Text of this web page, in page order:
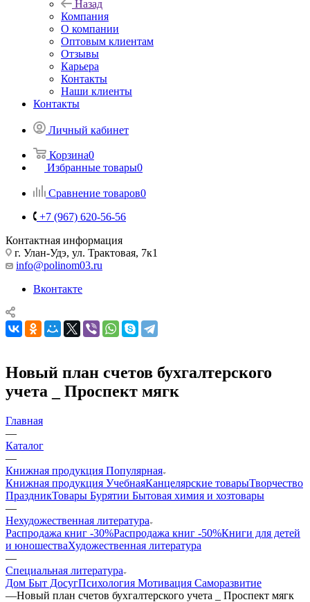
Назад
Компания
О компании
Оптовым клиентам
Отзывы
Карьера
Контакты
Наши клиенты
Контакты
Личный кабинет
Корзина0
Избранные товары0
Сравнение товаров0
+7 (967) 620-56-56
Контактная информация
г. Улан-Удэ, ул. Трактовая, 7к1
info@polinom03.ru
Вконтакте
Новый план счетов бухгалтерского
учета _ Проспект мягк
Главная
—
Каталог
—
Книжная продукция Популярная
Книжная продукция УчебнаяКанцелярские товарыТворчество
ПраздникТовары Бурятии Бытовая химия и хозтовары
—
Нехудожественная литература
Распродажа книг -30%Распродажа книг -50%Книги для детей
и юношестваХудожественная литература
—
Специальная литература
Дом Быт ДосугПсихология Мотивация Саморазвитие
—Новый план счетов бухгалтерского учета _ Проспект мягк